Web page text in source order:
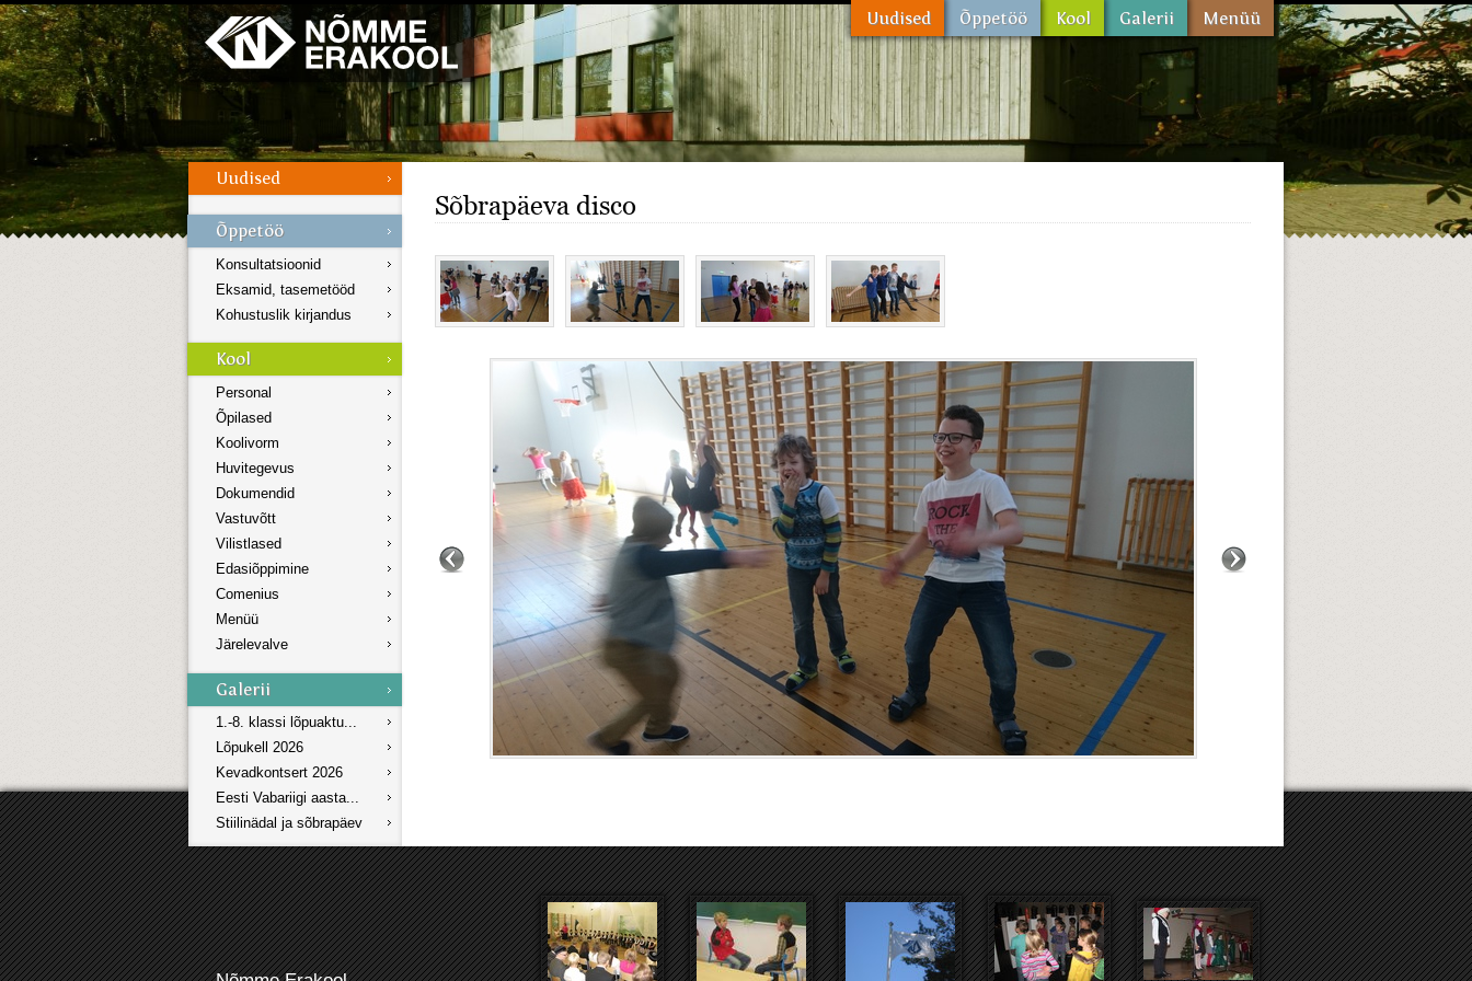
Menüü
Galerii
Konsultatsioonid
Eksamid, tasemetööd
Kohustuslik kirjandus
Personal
Õpilased
Koolivorm
Huvitegevus
Dokumendid
Vastuvõtt
Vilistlased
Edasiõppimine
Comenius
Menüü
Järelevalve
1.-8. klassi lõpuaktu...
Lõpukell 2026
Kevadkontsert 2026
Eesti Vabariigi aasta...
Stiilinädal ja sõbrapäev
Sõbrapäeva disco